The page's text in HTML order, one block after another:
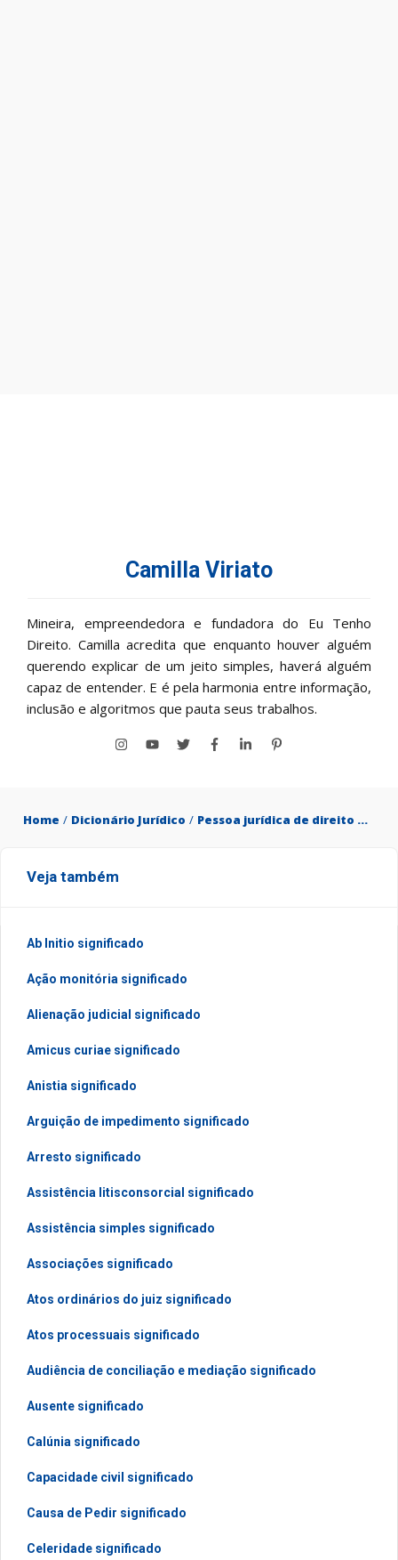
Camilla Viriato
Mineira, empreendedora e fundadora do Eu Tenho
Direito. Camilla acredita que enquanto houver alguém
querendo explicar de um jeito simples, haverá alguém
capaz de entender. E é pela harmonia entre informação,
inclusão e algoritmos que pauta seus trabalhos.
Home / Dicionário Jurídico / Pessoa jurídica de direito privado significado
Veja também
Ab Initio significado
Ação monitória significado
Alienação judicial significado
Amicus curiae significado
Anistia significado
Arguição de impedimento significado
Arresto significado
Assistência litisconsorcial significado
Assistência simples significado
Associações significado
Atos ordinários do juiz significado
Atos processuais significado
Audiência de conciliação e mediação significado
Ausente significado
Calúnia significado
Capacidade civil significado
Causa de Pedir significado
Celeridade significado